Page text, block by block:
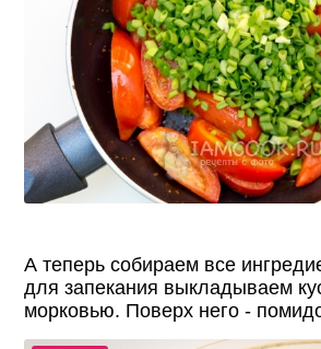
А теперь собираем все
для запекания выкладываем
морковью. Поверх него -